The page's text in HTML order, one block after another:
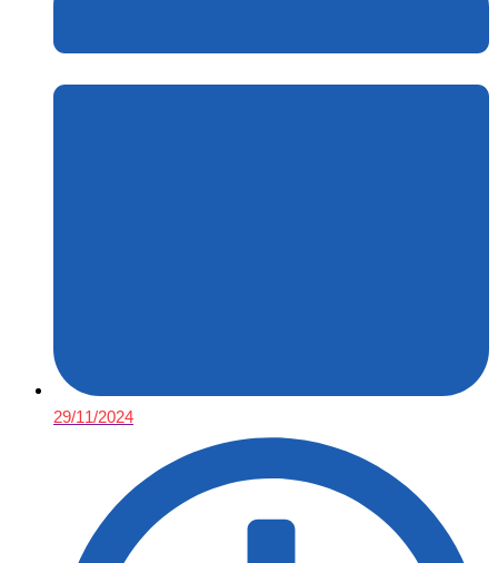
29/11/2024